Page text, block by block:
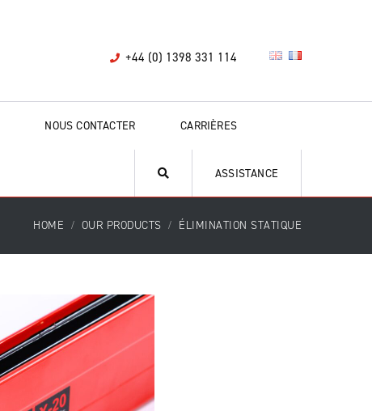
+44 (0) 1398 331 114
NOUS CONTACTER CARRIÈRES
ASSISTANCE
HOME OUR PRODUCTS ÉLIMINATION STATIQUE